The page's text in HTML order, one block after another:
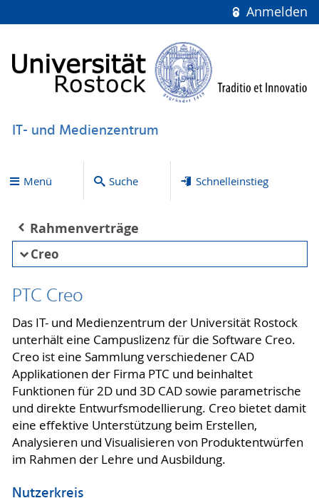
Anmelden
IT- und Medienzentrum
Menü Suche Schnelleinstieg
Rahmenverträge
Creo
PTC Creo
Das IT- und Medienzentrum der Universität Rostock
unterhält eine Campuslizenz für die Software Creo.
Creo ist eine Sammlung verschiedener CAD
Applikationen der Firma PTC und beinhaltet
Funktionen für 2D und 3D CAD sowie parametrische
und direkte Entwurfsmodellierung. Creo bietet damit
eine effektive Unterstützung beim Erstellen,
Analysieren und Visualisieren von Produktentwürfen
im Rahmen der Lehre und Ausbildung.